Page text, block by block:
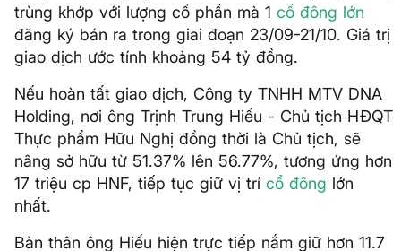
trùng khớp với lượng cổ phần mà 1 cổ đông lớn
đăng ký bán ra trong giai đoạn 23/09-21/10. Giá trị
giao dịch ước tính khoảng 54 tỷ đồng.
Nếu hoàn tất giao dịch, Công ty TNHH MTV DNA
Holding, nơi ông Trịnh Trung Hiếu - Chủ tịch HĐQT
Thực phẩm Hữu Nghị đồng thời là Chủ tịch, sẽ
nâng sở hữu từ 51.37% lên 56.77%, tương ứng hơn
17 triệu cp HNF, tiếp tục giữ vị trí cổ đông lớn
nhất.
Bản thân ông Hiếu hiện trực tiếp nắm giữ hơn 11.7